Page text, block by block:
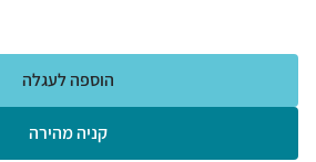
קניה מהירה
הוספה לעגלה